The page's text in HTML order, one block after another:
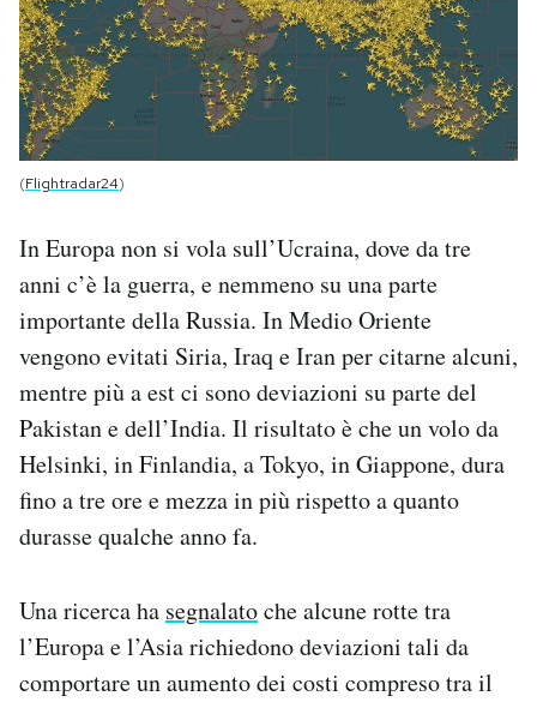
(Flightradar24)
In Europa non si vola sull’Ucraina, dove da tre
anni c’è la guerra, e nemmeno su una parte
importante della Russia. In Medio Oriente
vengono evitati Siria, Iraq e Iran per citarne alcuni,
mentre più a est ci sono deviazioni su parte del
Pakistan e dell’India. Il risultato è che un volo da
Helsinki, in Finlandia, a Tokyo, in Giappone, dura
fino a tre ore e mezza in più rispetto a quanto
durasse qualche anno fa.
Una ricerca ha segnalatoche alcune rotte tra
l’Europa e l’Asia richiedono deviazioni tali da
comportare un aumento dei costi compreso tra il